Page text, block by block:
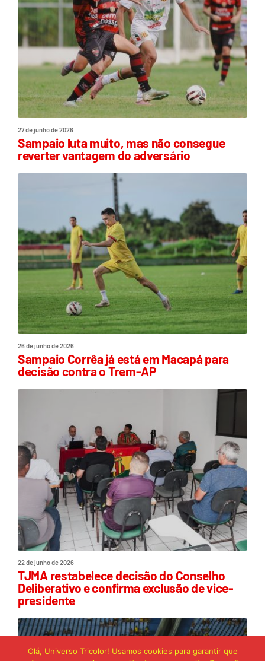
27 de junho de 2026
Sampaio luta muito, mas não consegue
reverter vantagem do adversário
26 de junho de 2026
Sampaio Corrêa já está em Macapá para
decisão contra o Trem-AP
22 de junho de 2026
TJMA restabelece decisão do Conselho
Deliberativo e confirma exclusão de vice-
presidente
Olá, Universo Tricolor! Usamos cookies para garantir que